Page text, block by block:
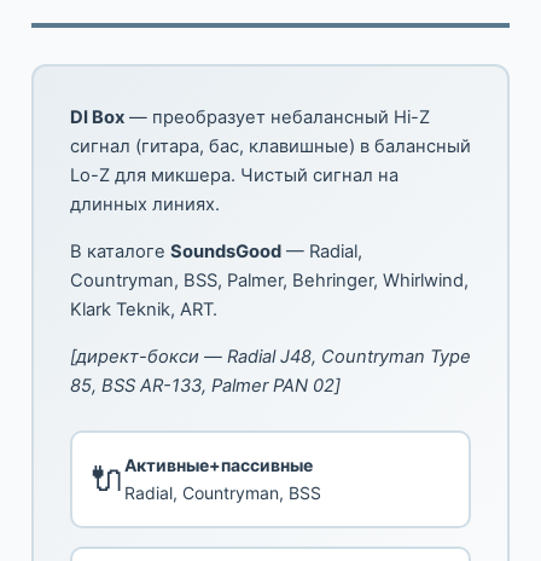
DI Box — преобразует небалансный Hi-Z
сигнал (гитара, бас, клавишные) в балансный
Lo-Z для микшера. Чистый сигнал на
длинных линиях.
В каталоге SoundsGood — Radial,
Countryman, BSS, Palmer, Behringer, Whirlwind,
Klark Teknik, ART.
[директ-бокси — Radial J48, Countryman Type
85, BSS AR-133, Palmer PAN 02]
🔌Активные+пассивные
Radial, Countryman, BSS